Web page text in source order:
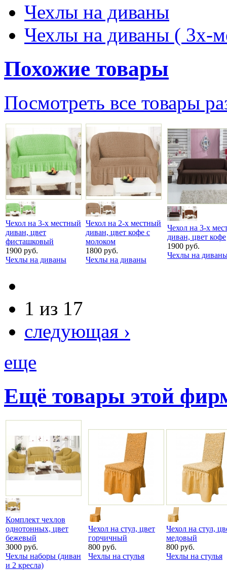
Чехлы на диваны
Чехлы на диваны ( 3х-
Похожие товары
Посмотреть все товары
Чехол на 3-х местный
диван, цвет
фисташковый
1900 руб.
Чехлы на диваны
Чехол на 2-х местный
диван, цвет кофе с
молоком
1800 руб.
Чехлы на диваны
Чехол на 3-х
диван, цвет кофе
1900 руб.
Чехлы на
1 из 17
следующая ›
еще
Ещё товары этой
Комплект чехлов
однотонных, цвет
бежевый
3000 руб.
Чехлы наборы (диван
и 2 кресла)
Чехол на стул, цвет
горчичный
800 руб.
Чехлы на стулья
Чехол на стул,
медовый
800 руб.
Чехлы на стулья